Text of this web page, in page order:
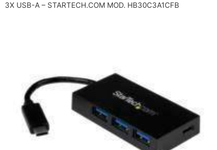
3X USB-A – STARTECH.COM MOD. HB30C3A1CFB